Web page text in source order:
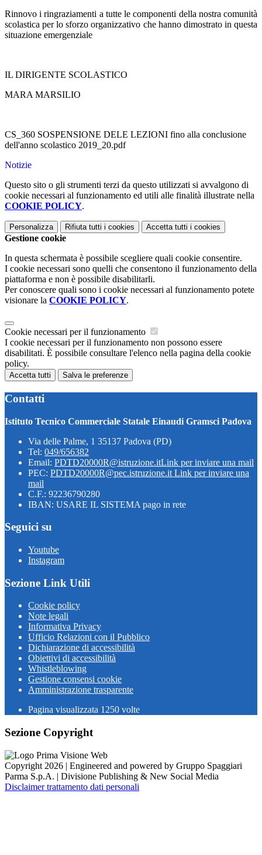
Rinnovo i ringraziamenti a tutte le componenti della nostra comunità
scolastica per lo sforzo organizzativo che hanno dimostrato in questa
situazione emergenziale
IL DIRIGENTE SCOLASTICO
MARA MARSILIO
CS_360 SOSPENSIONE DELE LEZIONI fino alla conclusione
dell'anno scolastico 2019_20.pdf
Notizie
Questo sito o gli strumenti terzi da questo utilizzati si avvalgono di
cookie necessari al funzionamento ed utili alle finalità illustrate nella
COOKIE POLICY.
Personalizza Rifiuta tutti i cookies Accetta tutti i cookies
Gestione cookie
In questa schermata è possibile scegliere quali cookie consentire.
I cookie necessari sono quelli che consentono il funzionamento della
piattaforma e non è possibile disabilitarli.
Per conoscere quali sono i cookie necessari al funzionamento potete
visionare la COOKIE POLICY.
Cookie necessari per il funzionamento
I cookie necessari per il funzionamento non possono essere
disabilitati. È possibile consultare l'elenco nella pagina della cookie
policy.
Accetta tutti Salva le preferenze
Contatti
Istituto Tecnico Commerciale Statale Einaudi Gramsci Padova
Via delle Palme, 1 35137 Padova (PD)
Tel: 049/656382
Email: PDTD20000R@istruzione.itLink per inviare una mail
PEC: PDTD20000R@pec.istruzione.it Link per inviare una
mail
C.F.: 92236790280
IBAN: USARE IL SISTEMA pago in rete
Seguici su
Youtube
Instagram
Sezione Link Utili
Cookie policy
Note legali
Informativa Privacy
Ufficio Relazioni con il Pubblico
Dichiarazione di accessibilità
Obiettivi di accessibilità
Whistleblowing
Gestione consensi cookie
Amministrazione trasparente
Pagina visualizzata 1250 volte
Sezione Copyright
Copyright 2026 | Engineered and powered by Gruppo Spaggiari
Parma S.p.A. | Divisione Publishing & New Social Media
Disclaimer trattamento dati personali